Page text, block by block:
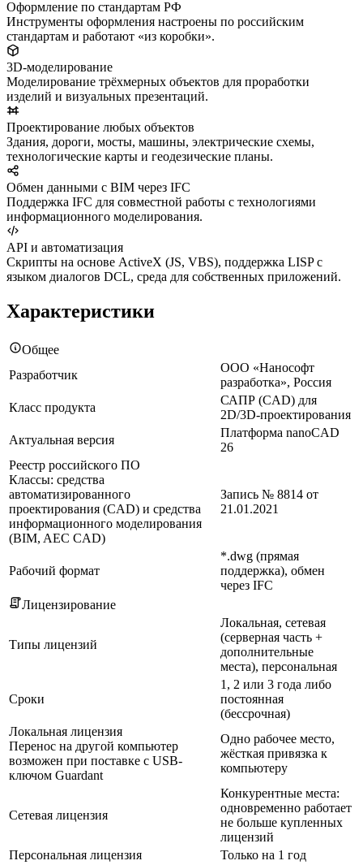
Оформление по стандартам РФ
Инструменты оформления настроены по российским
стандартам и работают «из коробки».
3D-моделирование
Моделирование трёхмерных объектов для проработки
изделий и визуальных презентаций.
Проектирование любых объектов
Здания, дороги, мосты, машины, электрические схемы,
технологические карты и геодезические планы.
Обмен данными с BIM через IFC
Поддержка IFC для совместной работы с технологиями
информационного моделирования.
API и автоматизация
Скрипты на основе ActiveX (JS, VBS), поддержка LISP с
языком диалогов DCL, среда для собственных приложений.
Характеристики
Общее
Разработчик
ООО «Нанософт
разработка», Россия
Класс продукта
САПР (CAD) для
2D/3D-проектирования
Актуальная версия
Платформа nanoCAD
26
Реестр российского ПО
Классы: средства
автоматизированного
проектирования (CAD) и средства
информационного моделирования
(BIM, AEC CAD)
Запись № 8814 от
21.01.2021
Рабочий формат
*.dwg (прямая
поддержка), обмен
через IFC
Лицензирование
Типы лицензий
Локальная, сетевая
(серверная часть +
дополнительные
места), персональная
Сроки
1, 2 или 3 года либо
постоянная
(бессрочная)
Локальная лицензия
Перенос на другой компьютер
возможен при поставке с USB-
ключом Guardant
Одно рабочее место,
жёсткая привязка к
компьютеру
Сетевая лицензия
Конкурентные места:
одновременно работает
не больше купленных
лицензий
Персональная лицензия
Только на 1 год